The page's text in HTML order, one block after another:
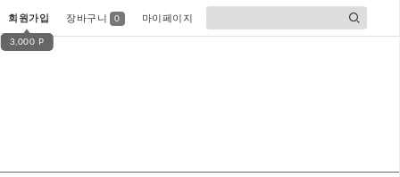
회원가입
3,000 P
장바구니 0 마이페이지